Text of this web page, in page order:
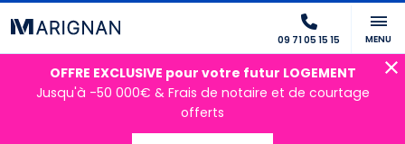
09 71 05 15 15 MENU
OFFRE EXCLUSIVE pour votre futur LOGEMENT
Jusqu'à -50 000€ & Frais de notaire et de courtage
offerts